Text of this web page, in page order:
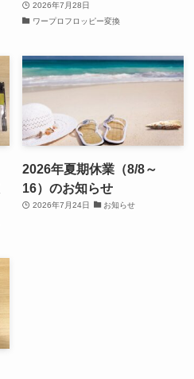
2026年7月28日
ワープロフロッピー変換
2026年夏期休業（8/8～
16）のお知らせ
2026年7月24日 お知らせ